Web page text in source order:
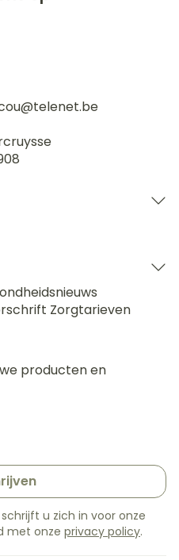
telenet.be
Zorgtarieven
producten en
u zich in voor onze
met onze privacy policy.